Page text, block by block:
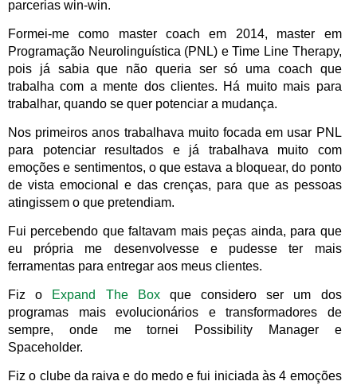
parcerias win-win.
Formei-me como master coach em 2014, master em
Programação Neurolinguística (PNL) e Time Line Therapy,
pois já sabia que não queria ser só uma coach que
trabalha com a mente dos clientes. Há muito mais para
trabalhar, quando se quer potenciar a mudança.
Nos primeiros anos trabalhava muito focada em usar PNL
para potenciar resultados e já trabalhava muito com
emoções e sentimentos, o que estava a bloquear, do ponto
de vista emocional e das crenças, para que as pessoas
atingissem o que pretendiam.
Fui percebendo que faltavam mais peças ainda, para que
eu própria me desenvolvesse e pudesse ter mais
ferramentas para entregar aos meus clientes.
Fiz o Expand The Boxque considero ser um dos
programas mais evolucionários e transformadores de
sempre, onde me tornei Possibility Manager e
Spaceholder.
Fiz o clube da raiva e do medo e fui iniciada às 4 emoções